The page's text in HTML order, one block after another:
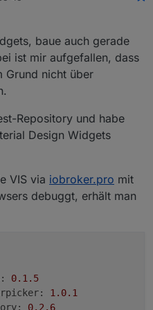
baue auch gerade
ist mir aufgefallen, dass
Grund nicht über
Repository und habe
Design Widgets
VIS via iobroker.pro mit
debuggt, erhält man
0.1 .5
1.0.1
0.2 .6